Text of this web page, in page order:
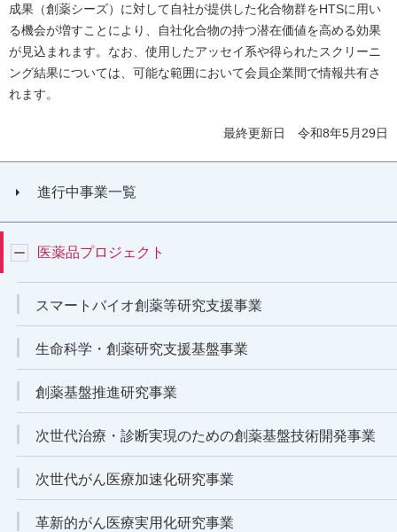
成果（創薬シーズ）に対して自社が提供した化合物群をHTSに用い
る機会が増すことにより、自社化合物の持つ潜在価値を高める効果
が見込まれます。なお、使用したアッセイ系や得られたスクリーニ
ング結果については、可能な範囲において会員企業間で情報共有さ
れます。
最終更新日 令和8年5月29日
進行中事業一覧
医薬品プロジェクト
スマートバイオ創薬等研究支援事業
生命科学・創薬研究支援基盤事業
創薬基盤推進研究事業
次世代治療・診断実現のための創薬基盤技術開発事業
次世代がん医療加速化研究事業
革新的がん医療実用化研究事業